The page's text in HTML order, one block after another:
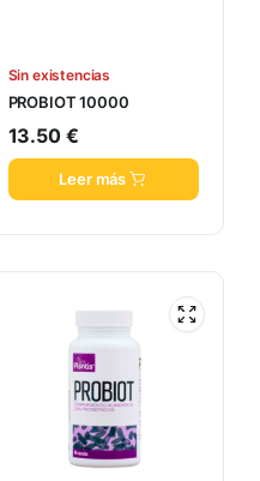
Sin existencias
PROBIOT 10000
13.50 €
Leer más